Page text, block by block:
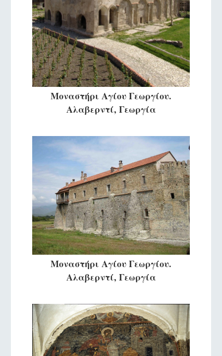
Μοναστήρι Αγίου Γεωργίου.
Αλαβερντί, Γεωργία
Μοναστήρι Αγίου Γεωργίου.
Αλαβερντί, Γεωργία